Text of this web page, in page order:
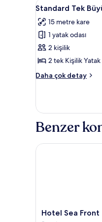
Standard
Tek
Büyük
Yataklı
Oda
için
tüm
fotoğrafları
3
Standard Tek
15 metre kare
1 yatak odası
2 kişilik
2 tek Kişilik Yatak
Daha çok detay
Standard
Oda
daha
detay
Benzer
Hotel
Hotel Sea Front
Hotel Sea Front